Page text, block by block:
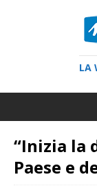
LA
“Inizia la
Paese e